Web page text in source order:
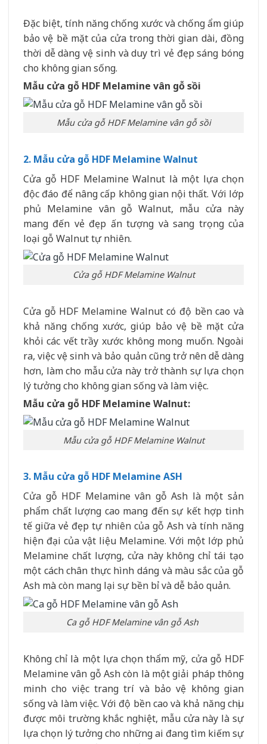
Đặc biệt, tính năng chống xước và chống ẩm giúp
bảo vệ bề mặt của cửa trong thời gian dài, đồng
thời dễ dàng vệ sinh và duy trì vẻ đẹp sáng bóng
cho không gian sống.
Mẫu cửa gỗ HDF Melamine vân gỗ sồi
Mẫu cửa gỗ HDF Melamine vân gỗ sồi
2. Mẫu cửa gỗ HDF Melamine Walnut
Cửa gỗ HDF Melamine Walnut là một lựa chọn
độc đáo để nâng cấp không gian nội thất. Với lớp
phủ Melamine vân gỗ Walnut, mẫu cửa này
mang đến vẻ đẹp ấn tượng và sang trọng của
loại gỗ Walnut tự nhiên.
Cửa gỗ HDF Melamine Walnut
Cửa gỗ HDF Melamine Walnut có độ bền cao và
khả năng chống xước, giúp bảo vệ bề mặt cửa
khỏi các vết trầy xước không mong muốn. Ngoài
ra, việc vệ sinh và bảo quản cũng trở nên dễ dàng
hơn, làm cho mẫu cửa này trở thành sự lựa chọn
lý tưởng cho không gian sống và làm việc.
Mẫu cửa gỗ HDF Melamine Walnut:
Mẫu cửa gỗ HDF Melamine Walnut
3. Mẫu cửa gỗ HDF Melamine ASH
Cửa gỗ HDF Melamine vân gỗ Ash là một sản
phẩm chất lượng cao mang đến sự kết hợp tinh
tế giữa vẻ đẹp tự nhiên của gỗ Ash và tính năng
hiện đại của vật liệu Melamine. Với một lớp phủ
Melamine chất lượng, cửa này không chỉ tái tạo
một cách chân thực hình dáng và màu sắc của gỗ
Ash mà còn mang lại sự bền bỉ và dễ bảo quản.
Ca gỗ HDF Melamine vân gỗ Ash
Không chỉ là một lựa chọn thẩm mỹ, cửa gỗ HDF
Melamine vân gỗ Ash còn là một giải pháp thông
minh cho việc trang trí và bảo vệ không gian
sống và làm việc. Với độ bền cao và khả năng chịu
được môi trường khắc nghiệt, mẫu cửa này là sự
lựa chọn lý tưởng cho những ai đang tìm kiếm sự